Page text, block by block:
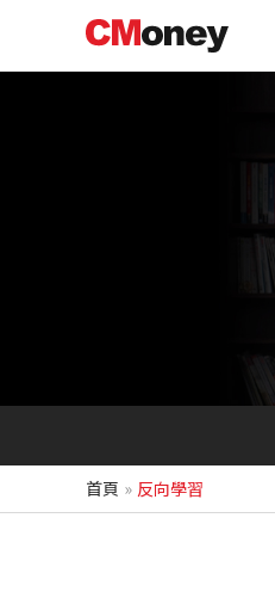
主
首頁 反向學習